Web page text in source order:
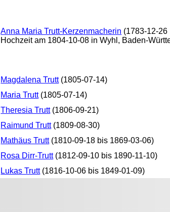
Anna Maria Trutt-Kerzenmacherin (1783-12-
Hochzeit am 1804-10-08 in Wyhl, Baden-
Magdalena Trutt(1805-07-14)
Maria Trutt(1805-07-14)
Theresia Trutt(1806-09-21)
Raimund Trutt(1809-08-30)
Mathäus Trutt(1810-09-18 bis 1869-03-06)
Rosa Dirr-Trutt(1812-09-10 bis 1890-11-10)
Lukas Trutt(1816-10-06 bis 1849-01-09)